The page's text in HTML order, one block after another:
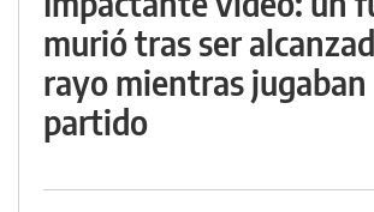
murió tras ser
rayo mientras jugaban
partido